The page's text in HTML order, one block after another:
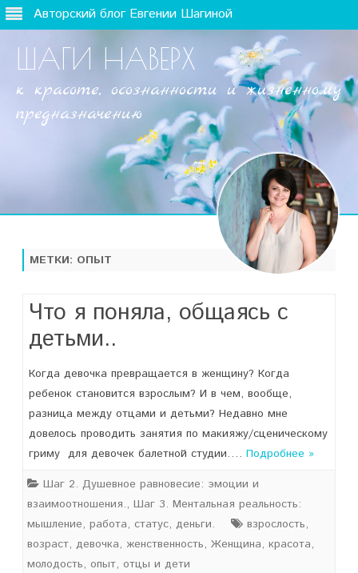
Авторский блог Евгении Шагиной
ШАГИ НАВЕРХ
к красоте, осознанности и жизненному
предназначению
МЕТКИ: ОПЫТ
Что я поняла, общаясь с
детьми..
Когда девочка превращается в женщину? Когда
ребенок становится взрослым? И в чем, вообще,
разница между отцами и детьми? Недавно мне
довелось проводить занятия по макияжу/сценическому
гриму для девочек балетной студии…. Подробнее »
Шаг 2. Душевное равновесие: эмоции и
взаимоотношения., Шаг 3. Ментальная реальность:
мышление, работа, статус, деньги.
взрослость,
возраст, девочка, женственность, Женщина, красота,
молодость, опыт, отцы и дети